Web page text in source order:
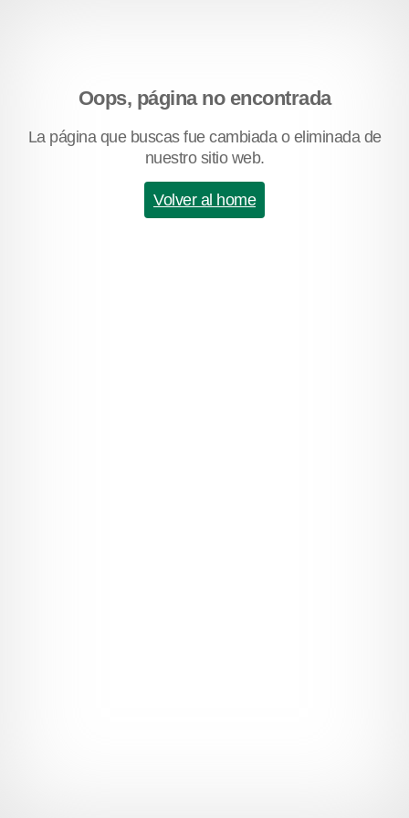
Oops, página no encontrada
La página que buscas fue cambiada o eliminada de
nuestro sitio web.
Volver al home